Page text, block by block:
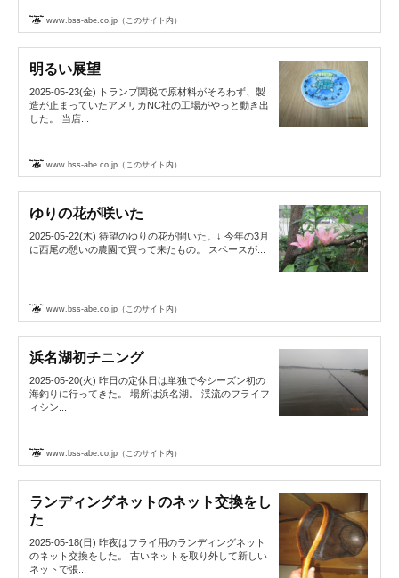
www.bss-abe.co.jp（このサイト内）
明るい展望
2025-05-23(金) トランプ関税で原材料がそろわず、製
造が止まっていたアメリカNC社の工場がやっと動き出
した。 当店...
www.bss-abe.co.jp（このサイト内）
ゆりの花が咲いた
2025-05-22(木) 待望のゆりの花が開いた。↓ 今年の3月
に西尾の憩いの農園で買って来たもの。 スペースが...
www.bss-abe.co.jp（このサイト内）
浜名湖初チニング
2025-05-20(火) 昨日の定休日は単独で今シーズン初の
海釣りに行ってきた。 場所は浜名湖。 渓流のフライフ
ィシン...
www.bss-abe.co.jp（このサイト内）
ランディングネットのネット交換をし
た
2025-05-18(日) 昨夜はフライ用のランディングネット
のネット交換をした。 古いネットを取り外して新しい
ネットで張...